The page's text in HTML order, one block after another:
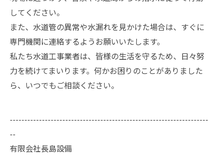
してください。
また、水道管の異常や水漏れを見かけた場合は、すぐに
専門機関に連絡するようお願いいたします。
私たち水道工事業者は、皆様の生活を守るため、日々努
力を続けてまいります。何かお困りのことがありました
ら、いつでもご相談ください。
--------------------------------------------------------------------
--
有限会社長島設備